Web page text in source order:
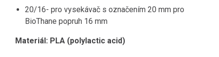
20/16- pro vysekávač s označením 20 mm pro
BioThane popruh 16 mm
Materiál: PLA (polylactic acid)